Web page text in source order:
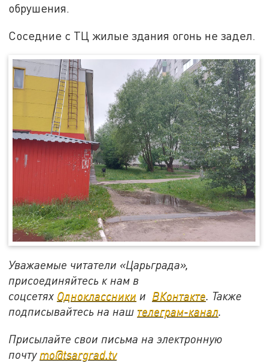
обрушения.
Соседние с ТЦ жилые здания огонь не задел.
Уважаемые читатели «Царьграда»,
присоединяйтесь к нам в
соцсетях Одноклассники и ВКонтакте. Также
подписывайтесь на наш телеграм-канал.
Присылайте свои письма на электронную
почту mo@tsargrad.tv